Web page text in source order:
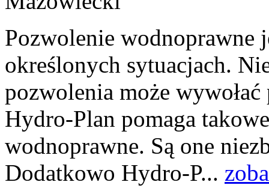
Pozwolenie wodnoprawne
określonych sytuacjach.
pozwolenia może
Hydro-Plan pomaga
wodnoprawne. Są one
Dodatkowo Hydro-P...